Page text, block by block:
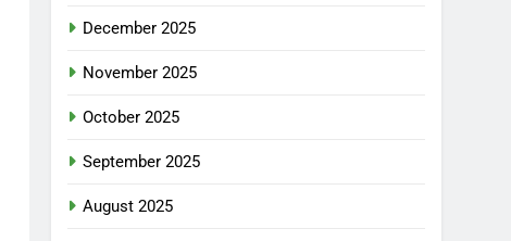
December 2025
November 2025
October 2025
September 2025
August 2025